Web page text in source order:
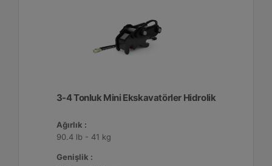
3-4 Tonluk Mini Ekskavatörler Hidrolik
Ağırlık :
90.4 lb - 41 kg
Genişlik :